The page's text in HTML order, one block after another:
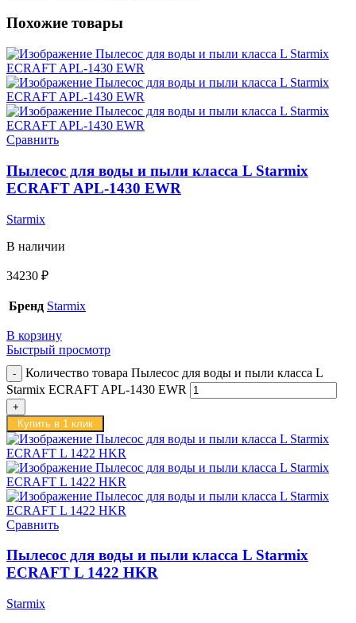
Похожие товары
Сравнить
Пылесос для воды и пыли класса L Starmix
ECRAFT APL-1430 EWR
Starmix
В наличии
34230 ₽
Бренд Starmix
В корзину
Быстрый просмотр
Количество товара Пылесос для воды и пыли класса L
Starmix ECRAFT APL-1430 EWR
Купить в 1 клик
Сравнить
Пылесос для воды и пыли класса L Starmix
ECRAFT L 1422 HKR
Starmix